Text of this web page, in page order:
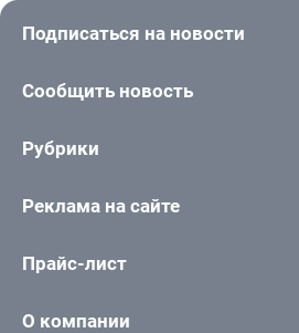
Подписаться на новости
Сообщить новость
Рубрики
Реклама на сайте
Прайс-лист
О компании